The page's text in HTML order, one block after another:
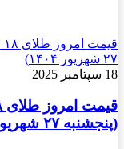
۲۷ شهریور ۱۴۰۴)
18 سپتامبر 2025
(پنجشنبه ۲۷ شهریور ۱۴۰۴)